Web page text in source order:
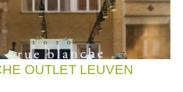
OUTLET LEUVEN